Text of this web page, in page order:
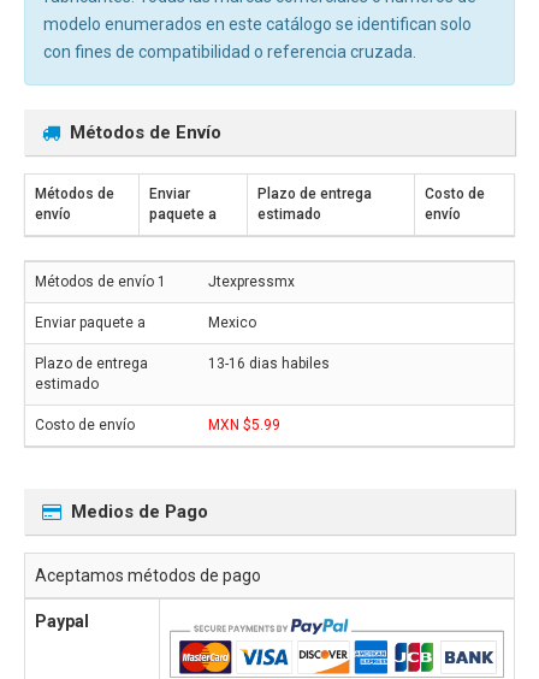
modelo enumerados en este catálogo se identifican solo
con fines de compatibilidad o referencia cruzada.
Métodos de Envío
Métodos de
envío
Enviar
paquete a
Plazo de entrega
estimado
Costo de
envío
Jtexpressmx
Mexico
13-16 dias habiles
MXN $5.99
Medios de Pago
Aceptamos métodos de pago
Paypal